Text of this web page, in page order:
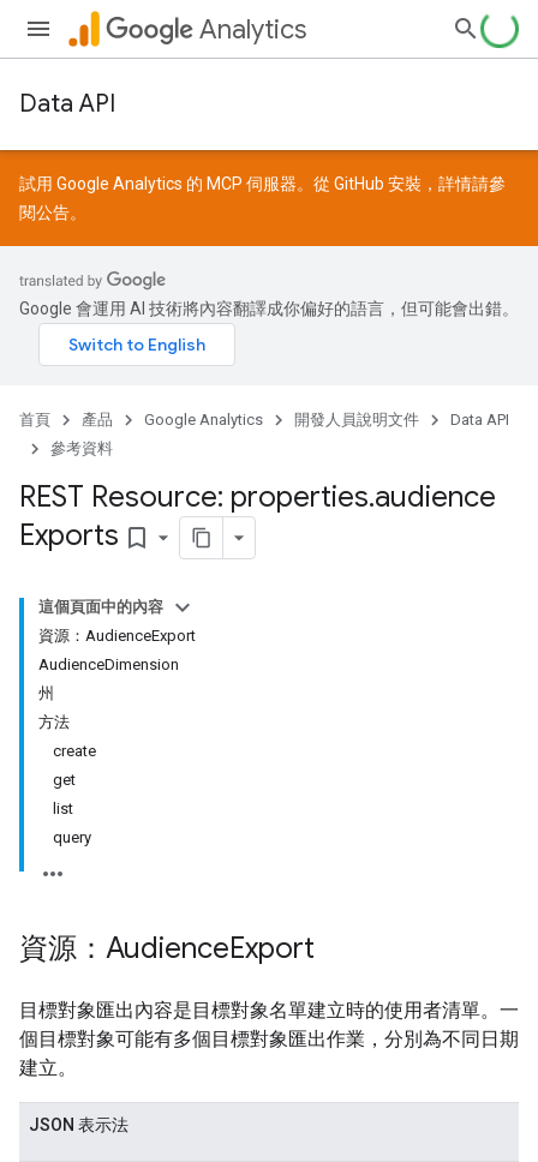
Analytics
Data API
試用 Google Analytics 的 MCP 伺服器。從 GitHub 安裝，詳情請參
閱公告。
Google 會運用 AI 技術將內容翻譯成你偏好的語言，但可能會出錯。
首頁 產品 Google Analytics 開發人員說明文件
Data API
參考資料
REST Resource: properties.audience
Exports bookmark_border
這個頁面中的內容
資源：AudienceExport
AudienceDimension
州
方法
create
get
list
query
資源：AudienceExport
目標對象匯出內容是目標對象名單建立時的使用者清單。一
個目標對象可能有多個目標對象匯出作業，分別為不同日期
建立。
JSON 表示法